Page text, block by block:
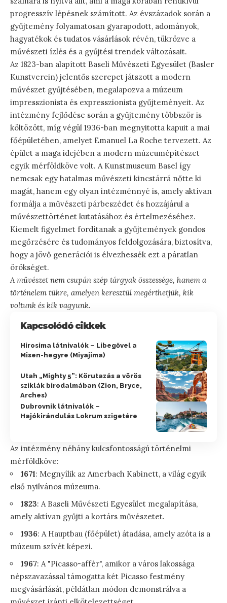
progresszív lépésnek számított. Az évszázadok során a
gyűjtemény folyamatosan gyarapodott, adományok,
hagyatékok és tudatos vásárlások révén, tükrözve a
művészeti ízlés és a gyűjtési trendek változásait.
Az 1823-ban alapított Baseli Művészeti Egyesület (Basler
Kunstverein) jelentős szerepet játszott a modern
művészet gyűjtésében, megalapozva a múzeum
impresszionista és expresszionista gyűjteményeit. Az
intézmény fejlődése során a gyűjtemény többször is
költözött, míg végül 1936-ban megnyitotta kapuit a mai
főépületében, amelyet Emanuel La Roche tervezett. Az
épület a maga idejében a modern múzeumépítészet
egyik mérföldköve volt. A Kunstmuseum Basel így
nemcsak egy hatalmas művészeti kincstárrá nőtte ki
magát, hanem egy olyan intézménnyé is, amely aktívan
formálja a művészeti párbeszédet és hozzájárul a
művészettörténet kutatásához és értelmezéséhez.
Kiemelt figyelmet fordítanak a gyűjtemények gondos
megőrzésére és tudományos feldolgozására, biztosítva,
hogy a jövő generációi is élvezhessék ezt a páratlan
örökséget.
A művészet nem csupán szép tárgyak összessége, hanem a
történelem tükre, amelyen keresztül megérthetjük, kik
voltunk és kik vagyunk.
Kapcsolódó cikkek
Hirosima látnivalók – Libegővel a
Misen-hegyre (Miyajima)
Utah „Mighty 5”: Körutazás a vörös
sziklák birodalmában (Zion, Bryce,
Arches)
Dubrovnik látnivalók –
Hajókirándulás Lokrum szigetére
Az intézmény néhány kulcsfontosságú történelmi
mérföldköve:
1671: Megnyílik az Amerbach Kabinett, a világ egyik
első nyilvános múzeuma.
1823: A Baseli Művészeti Egyesület megalapítása,
amely aktívan gyűjti a kortárs művészetet.
1936: A Hauptbau (főépület) átadása, amely azóta is a
múzeum szívét képezi.
1967: A "Picasso-affér", amikor a város lakossága
népszavazással támogatta két Picasso festmény
megvásárlását, példátlan módon demonstrálva a